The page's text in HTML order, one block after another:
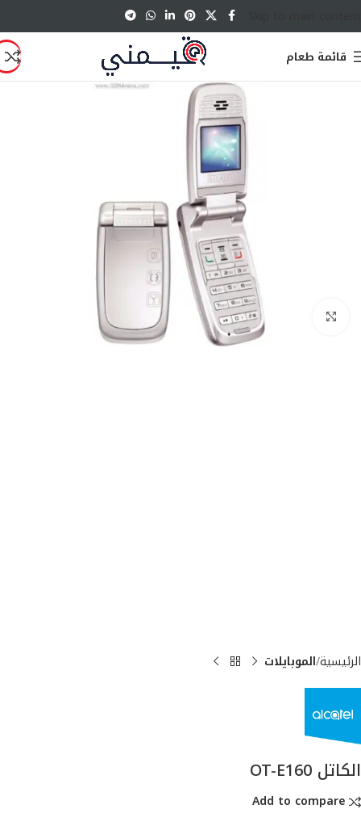
قائمة طعام
انقر للتكبير
الرئيسية الموبايلات
الكاتل OT-E160
Add to compare